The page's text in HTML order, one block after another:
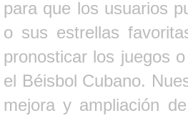
para que los usuarios
o sus estrellas
pronosticar los juegos
el Béisbol Cubano.
mejora y ampliación